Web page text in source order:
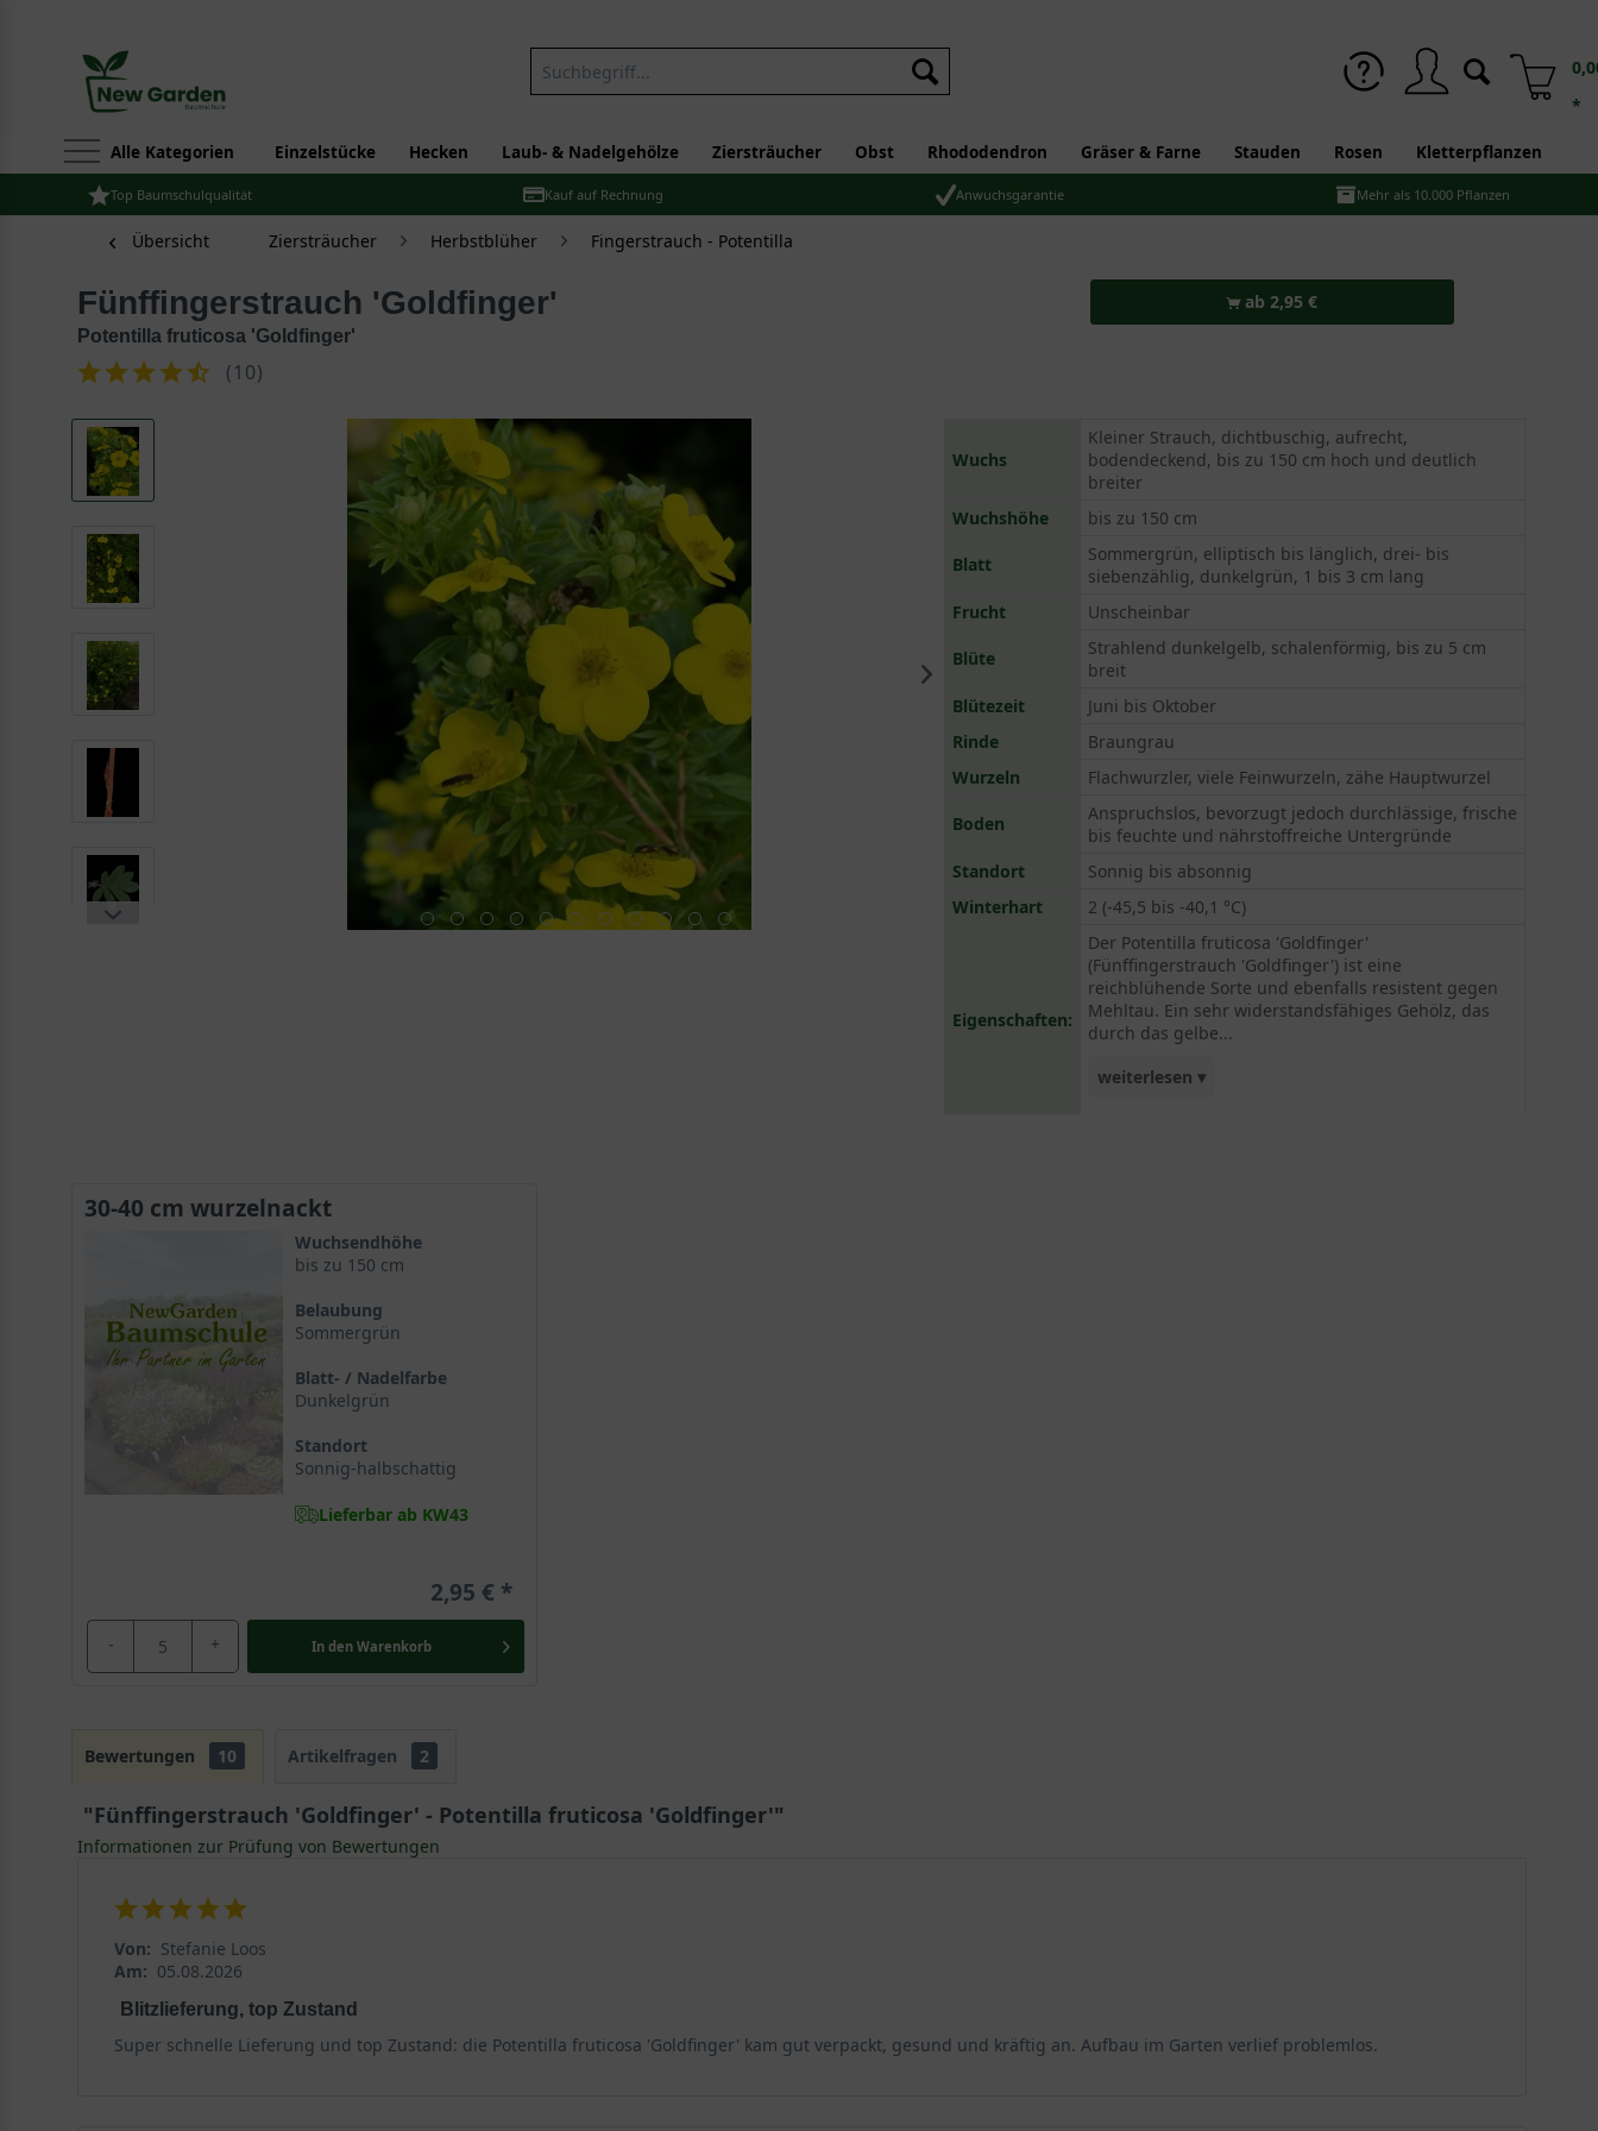
*
Alle Kategorien Einzelstücke Hecken Laub- & Nadelgehölze Ziersträucher Obst Rhododendron Gräser & Farne Stauden Rosen Kletterpflanzen
Top Baumschulqualität Kauf auf Rechnung Anwuchsgarantie Mehr als 10.000 Pflanzen
Übersicht Ziersträucher Herbstblüher Fingerstrauch - Potentilla
Fünffingerstrauch 'Goldfinger'
Potentilla fruticosa 'Goldfinger'
(10)
ab 2,95 €
Wuchs
Kleiner Strauch, dichtbuschig, aufrecht,
bodendeckend, bis zu 150 cm hoch und deutlich
breiter
Wuchshöhe
bis zu 150 cm
Blatt
Sommergrün, elliptisch bis länglich, drei- bis
siebenzählig, dunkelgrün, 1 bis 3 cm lang
Frucht
Unscheinbar
Blüte
Strahlend dunkelgelb, schalenförmig, bis zu 5 cm
breit
Blütezeit
Juni bis Oktober
Rinde
Braungrau
Wurzeln
Flachwurzler, viele Feinwurzeln, zähe Hauptwurzel
Boden
Anspruchslos, bevorzugt jedoch durchlässige, frische
bis feuchte und nährstoffreiche Untergründe
Standort
Sonnig bis absonnig
Winterhart
2 (-45,5 bis -40,1 °C)
Eigenschaften:
Der Potentilla fruticosa 'Goldfinger'
(Fünffingerstrauch 'Goldfinger') ist eine
reichblühende Sorte und ebenfalls resistent gegen
Mehltau. Ein sehr widerstandsfähiges Gehölz, das
durch das gelbe...
weiterlesen ▾
30-40 cm wurzelnackt
Wuchsendhöhe
bis zu 150 cm
Belaubung
Sommergrün
Blatt- / Nadelfarbe
Dunkelgrün
Standort
Sonnig-halbschattig
Lieferbar ab KW43
2,95 €
- + In den Warenkorb
Bewertungen 10 Artikelfragen 2
"Fünffingerstrauch 'Goldfinger' - Potentilla fruticosa 'Goldfinger'"
Informationen zur Prüfung von Bewertungen
Von: Stefanie Loos
Am: 05.08.2026
Blitzlieferung, top Zustand
Super schnelle Lieferung und top Zustand: die Potentilla fruticosa 'Goldfinger' kam gut verpackt, gesund und kräftig an. Aufbau im Garten verlief problemlos.